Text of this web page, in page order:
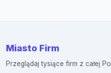
Miasto Firm
Przeglądaj tysiące firm z całej